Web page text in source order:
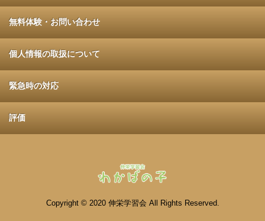
無料体験・お問い合わせ
個人情報の取扱について
緊急時の対応
評価
Copyright © 2020 伸栄学習会 All Rights Reserved.